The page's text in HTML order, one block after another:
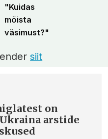
"Kuidas
mõista
väsimust?"
siit
on
arstide